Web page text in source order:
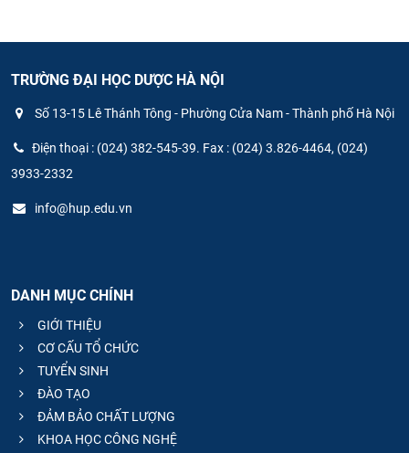
TRƯỜNG ĐẠI HỌC DƯỢC HÀ NỘI
Số 13-15 Lê Thánh Tông - Phường Cửa Nam - Thành phố Hà Nội
Điện thoại : (024) 382-545-39. Fax : (024) 3.826-4464, (024)
3933-2332
info@hup.edu.vn
DANH MỤC CHÍNH
GIỚI THIỆU
CƠ CẤU TỔ CHỨC
TUYỂN SINH
ĐÀO TẠO
ĐẢM BẢO CHẤT LƯỢNG
KHOA HỌC CÔNG NGHỆ